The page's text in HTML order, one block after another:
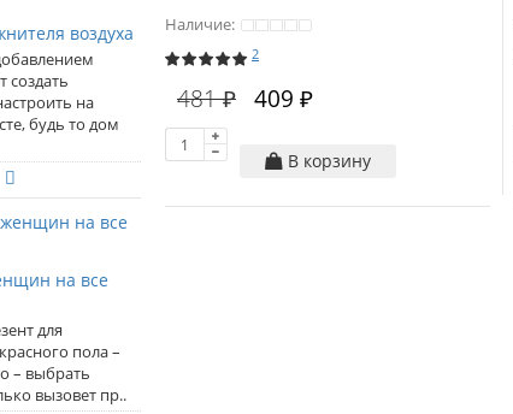
воздуха
создать
на
будь то дом
на все
для
пола –
– выбрать
вызовет пр..
Наличие:
2
481 ₽ 409 ₽
В корзину